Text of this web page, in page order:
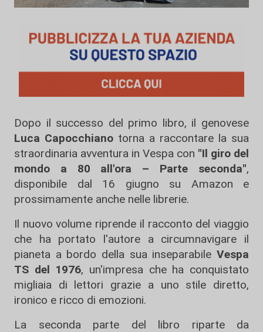
Dopo il successo del primo libro, il genovese
Luca Capocchiano torna a raccontare la sua
straordinaria avventura in Vespa con "Il giro del
mondo a 80 all'ora – Parte seconda",
disponibile dal 16 giugno su Amazon e
prossimamente anche nelle librerie.
Il nuovo volume riprende il racconto del viaggio
che ha portato l'autore a circumnavigare il
pianeta a bordo della sua inseparabile Vespa
TS del 1976, un'impresa che ha conquistato
migliaia di lettori grazie a uno stile diretto,
ironico e ricco di emozioni.
La seconda parte del libro riparte da